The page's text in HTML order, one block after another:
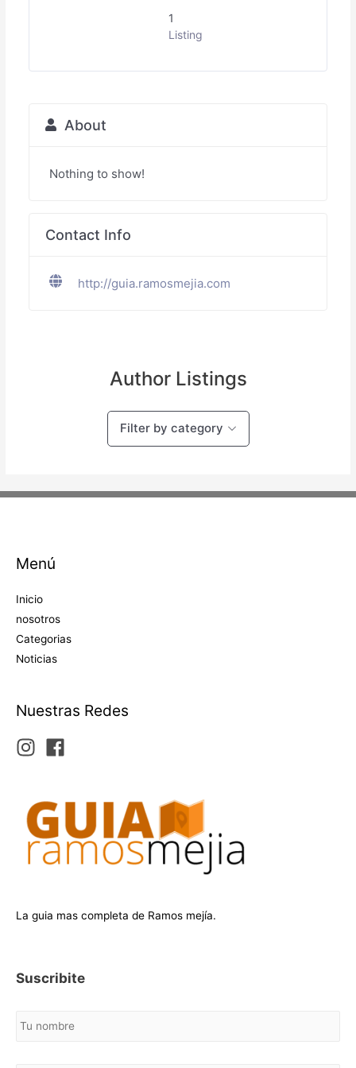
1
Listing
About
Nothing to show!
Contact Info
http://guia.ramosmejia.com
Author Listings
Filter by category
Menú
Inicio
nosotros
Categorias
Noticias
Nuestras Redes
La guia mas completa de Ramos mejía.
Suscribite
o